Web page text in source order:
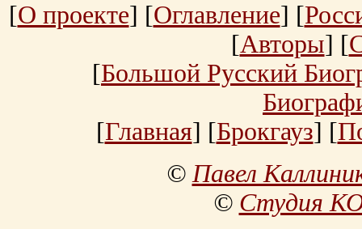
[О проекте] [Оглавление] [
[Авторы] [
[Большой Русский
[Главная] [Брокгауз] [
©Павел
© Студия